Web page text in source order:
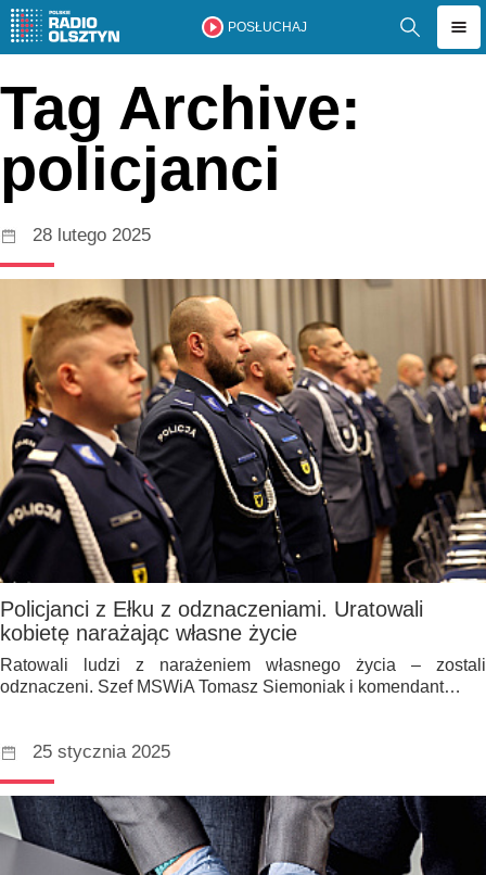
POSŁUCHAJ
Tag Archive:
policjanci
28 lutego 2025
Policjanci z Ełku z odznaczeniami. Uratowali
kobietę narażając własne życie
Ratowali ludzi z narażeniem własnego życia – zostali
odznaczeni. Szef MSWiA Tomasz Siemoniak i komendant…
25 stycznia 2025